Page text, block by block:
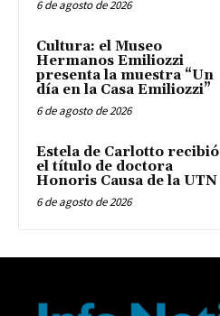
6 de agosto de 2026
Cultura: el Museo
Hermanos Emiliozzi
presenta la muestra “Un
día en la Casa Emiliozzi”
6 de agosto de 2026
Estela de Carlotto recibió
el título de doctora
Honoris Causa de la UTN
6 de agosto de 2026